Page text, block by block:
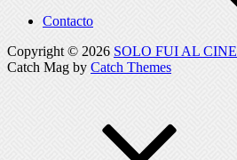
Contacto
Copyright © 2026 SOLO FUI AL CINE
Catch Mag by Catch Themes